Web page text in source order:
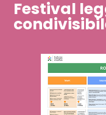
Festival